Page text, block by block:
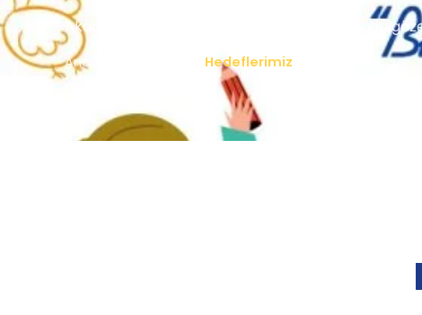
Akademik, sosyal ve bireysel gelişimi bir arada
Ana Sayfa Hedeflerimiz